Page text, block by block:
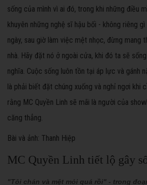
sống của mình vì ai đó, trong khi những điều
khuyên những nghệ sĩ hậu bối - không riêng gì
ngày, sau giờ làm việc mệt nhọc, đừng mang
nhà. Hãy đặt nó ở ngoài cửa, khi đó ta sẽ
nghĩa. Cuộc sống luôn tồn tại áp lực và gánh
là phải biết đặt chúng xuống và nghỉ ngơi khi
rằng MC Quyền Linh sẽ mãi là người của
căng thẳng.
Bài và ảnh: Thanh Hiệp
MC Quyền Linh tiết lộ gây
"Tôi chán và mệt mỏi quá rồi" - trong